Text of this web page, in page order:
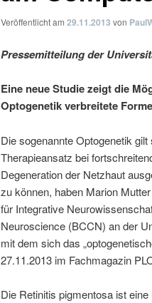
Veröffentlicht am29.11.2013 von
Pressemitteilung der
Eine neue Studie zeigt die
Optogenetik verbreitete
Die sogenannte Optogenetik
Therapieansatz bei
Degeneration der Netzhaut
zu können, haben Marion
für Integrative
Neuroscience (BCCN) an der
mit dem sich das
27.11.2013 im Fachmagazin
Die Retinitis pigmentosa ist